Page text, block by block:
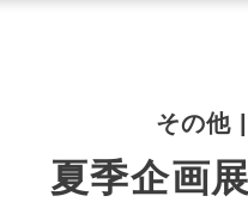
その他
夏季企画